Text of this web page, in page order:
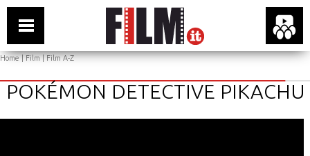
Home|Film|Film A-Z
POKÉMON DETECTIVE PIKACHU